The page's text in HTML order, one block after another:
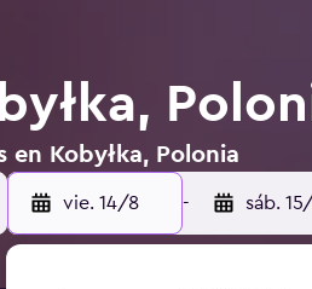
en Kobyłka, Polonia
vie. 14/8 - sáb.